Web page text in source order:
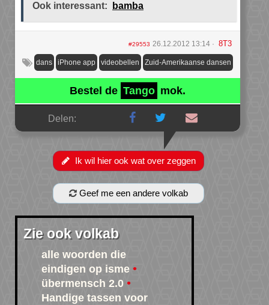
Ook interessant: bamba
#29553 26.12.2012 13:14 8T3
dans iPhone app videobellen Zuid-Amerikaanse dansen
Bestel de Tango mok.
Delen:
Ik wil hier ook wat over zeggen
Geef me een andere volkab
Zie ook volkab
alle woorden die
eindigen op isme
übermensch 2.0
Handige tassen voor